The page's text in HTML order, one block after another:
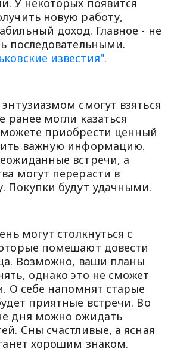
У некоторых появится
новую работу,
доход. Главное - не
последовательными.
известия".
смогут взяться
ранее могли казаться
приобрести ценный
важную информацию.
встречи, а
могут перерасти в
Покупки будут удачными.
могут столкнуться с
помешают довести
Возможно, ваши планы
однако это не сможет
О себе напомнят старые
приятные встречи. Во
дня можно ожидать
Сны счастливые, а ясная
хорошим знаком.